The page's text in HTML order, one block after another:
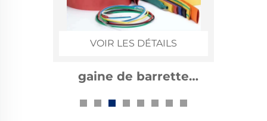
VOIR LES DÉTAILS
10kv accessoires de
thermiquement